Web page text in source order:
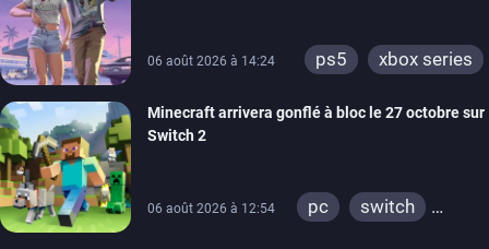
06 août 2026 à 14:24 ps5 xbox series
Minecraft arrivera gonflé à bloc le 27 octobre sur
Switch 2
06 août 2026 à 12:54 pc
switch